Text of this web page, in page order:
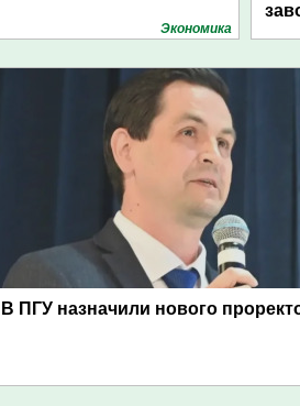
Экономика
В ПГУ назначили нового